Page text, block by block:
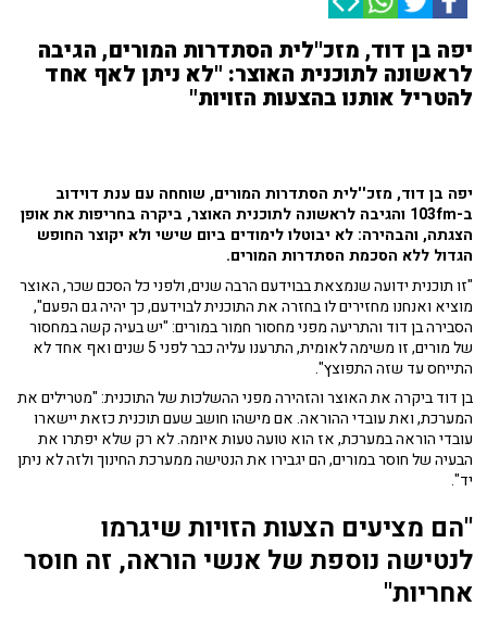
יפה בן דוד, מזכ''לית הסתדרות המורים, הגיבה
לראשונה לתוכנית האוצר: "לא ניתן לאף אחד
להטריל אותנו בהצעות הזויות"
יפה בן דוד, מזכ''לית הסתדרות המורים, שוחחה עם ענת דוידוב
ב-103fm והגיבה
לראשונה לתוכנית האוצר, ביקרה בחריפות את אופן
הצגתה, והבהירה: לא יבוטלו לימודים ביום שישי ולא יקוצר החופש
הגדול ללא הסכמת הסתדרות המורים.
"זו תוכנית ידועה שנמצאת בבוידעם הרבה שנים, ולפני כל הסכם שכר, האוצר
מוציא ואנחנו מחזירים לו בחזרה את התוכנית לבוידעם, כך יהיה גם הפעם",
הסבירה בן דוד והתריעה מפני מחסור חמור במורים: "יש בעיה קשה במחסור
של מורים, זו משימה לאומית, התרענו עליה כבר לפני 5 שנים ואף אחד לא
התייחס עד שזה התפוצץ".
בן דוד ביקרה את האוצר והזהירה מפני ההשלכות של התוכנית: "מטרילים את
המערכת, ואת עובדי ההוראה. אם מישהו חושב שעם תוכנית כזאת יישארו
עובדי הוראה במערכת, אז הוא טועה טעות איומה. לא רק שלא יפתרו את
הבעיה של חוסר במורים, הם יגבירו את הנטישה ממערכת החינוך ולזה לא ניתן
יד".
"הם מציעים הצעות הזויות שיגרמו
לנטישה נוספת של אנשי הוראה, זה חוסר
אחריות"